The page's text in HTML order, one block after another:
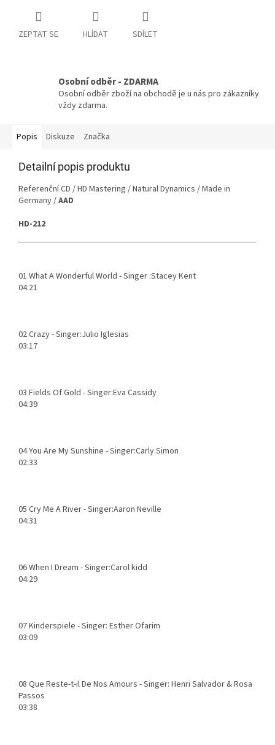
ZEPTAT SE HLÍDAT SDÍLET
Osobní odběr - ZDARMA
Osobní odběr zboží na obchodě je u nás pro zákazníky
vždy zdarma.
Popis Diskuze Značka
Detailní popis produktu
Referenční CD / HD Mastering / Natural Dynamics / Made in
Germany /AAD
HD-212
01 What A Wonderful World - Singer :Stacey Kent
04:21
02Crazy - Singer:Julio Iglesias
03:17
03 Fields Of Gold - Singer:Eva Cassidy
04:39
04You Are My Sunshine - Singer:Carly Simon
02:33
05 Cry Me A River - Singer:Aaron Neville
04:31
06When I Dream - Singer:Carol kidd
04:29
07Kinderspiele - Singer: Esther Ofarim
03:09
08 Que Reste-t-il De Nos Amours - Singer: Henri Salvador & Rosa
Passos
03:38